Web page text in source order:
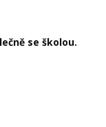
se školou.